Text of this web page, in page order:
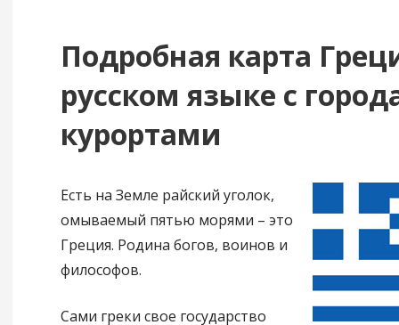
Подробная карта
русском языке с
курортами
Есть на Земле райский уголок,
омываемый пятью морями – это
Греция. Родина богов, воинов и
философов.
Сами греки свое государство